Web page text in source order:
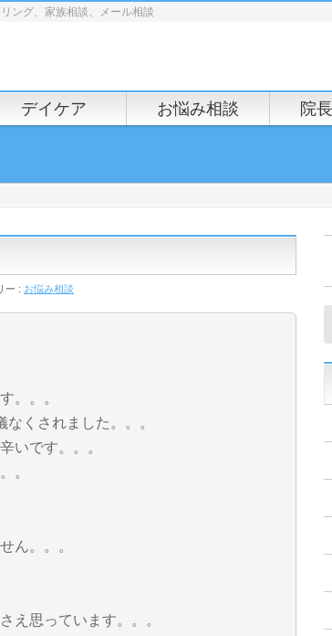
ング、家族相談、メール相談
デイケア お悩み相談 院
ー : お悩み相談
。。。
くされました。。。
いです。。。
。
ん。。。
え思っています。。。